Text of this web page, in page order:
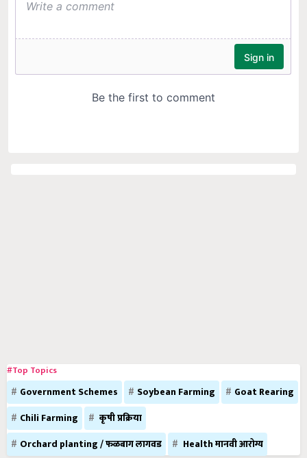
#Top Topics
Government Schemes Soybean Farming
Goat Rearing
Chili Farming
कृषी प्रक्रिया
Orchard planting / फळबाग लागवड
Health मानवी आरोग्य